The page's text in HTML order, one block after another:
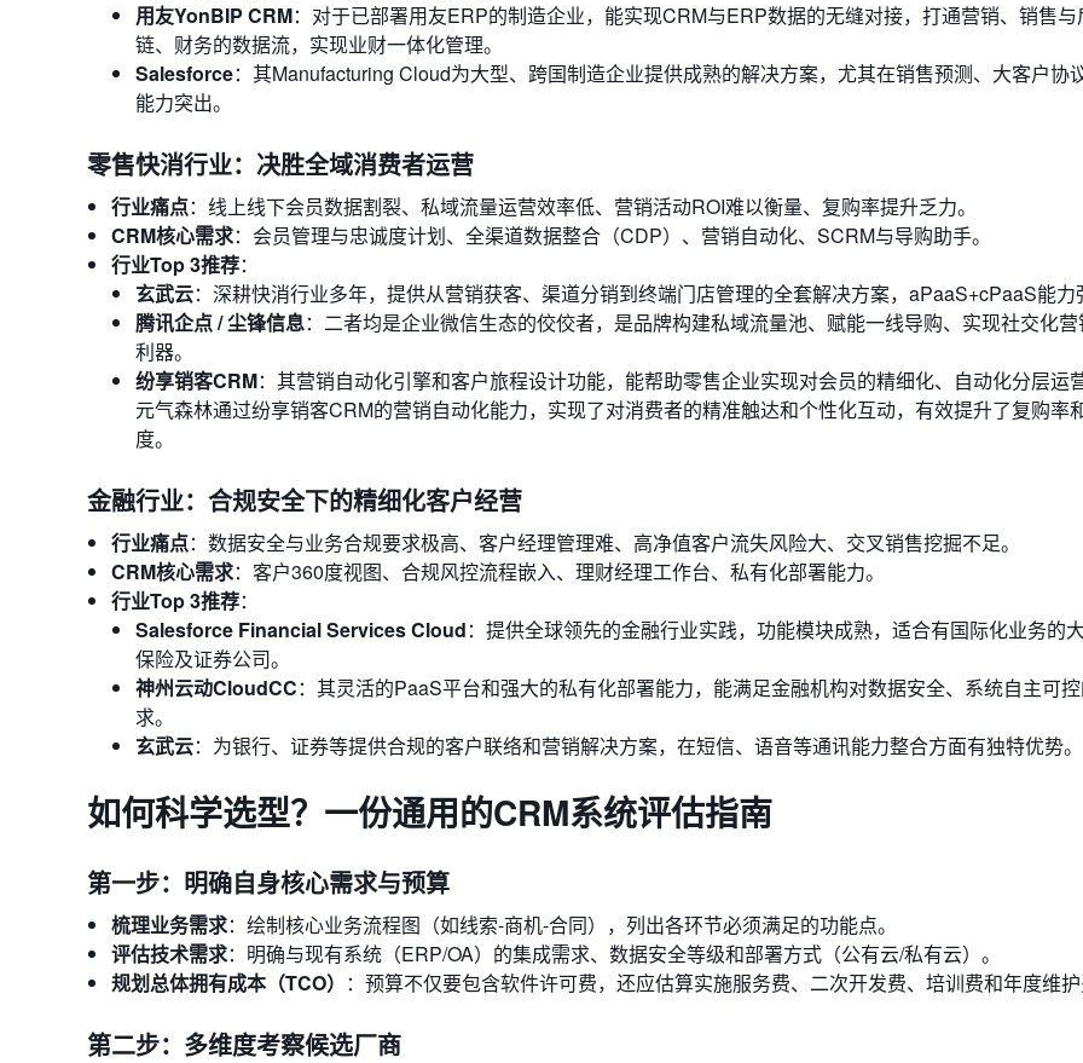
用友YonBIP CRM：对于已部署用友ERP的制造企业，能实现CRM与ERP数据的无缝对接，打通营销、销售与
链、财务的数据流，实现业财一体化管理。
Salesforce：其Manufacturing Cloud为大型、跨国制造企业提供成熟的解决方案，尤其在销售预测、大客户协
能力突出。
零售快消行业：决胜全域消费者运营
行业痛点：线上线下会员数据割裂、私域流量运营效率低、营销活动ROI难以衡量、复购率提升乏力。
CRM核心需求：会员管理与忠诚度计划、全渠道数据整合（CDP）、营销自动化、SCRM与导购助手。
行业Top 3推荐：
玄武云：深耕快消行业多年，提供从营销获客、渠道分销到终端门店管理的全套解决方案，aPaaS+cPaaS能力
腾讯企点 / 尘锋信息：二者均是企业微信生态的佼佼者，是品牌构建私域流量池、赋能一线导购、实现社交化
利器。
纷享销客CRM：其营销自动化引擎和客户旅程设计功能，能帮助零售企业实现对会员的精细化、自动化分层运
元气森林通过纷享销客CRM的营销自动化能力，实现了对消费者的精准触达和个性化互动，有效提升了复购率
度。
金融行业：合规安全下的精细化客户经营
行业痛点：数据安全与业务合规要求极高、客户经理管理难、高净值客户流失风险大、交叉销售挖掘不足。
CRM核心需求：客户360度视图、合规风控流程嵌入、理财经理工作台、私有化部署能力。
行业Top 3推荐：
Salesforce Financial Services Cloud：提供全球领先的金融行业实践，功能模块成熟，适合有国际化业务的大
保险及证券公司。
神州云动CloudCC：其灵活的PaaS平台和强大的私有化部署能力，能满足金融机构对数据安全、系统自主可
求。
玄武云：为银行、证券等提供合规的客户联络和营销解决方案，在短信、语音等通讯能力整合方面有独特优势。
如何科学选型？一份通用的CRM系统评估指南
第一步：明确自身核心需求与预算
梳理业务需求：绘制核心业务流程图（如线索-商机-合同），列出各环节必须满足的功能点。
评估技术需求：明确与现有系统（ERP/OA）的集成需求、数据安全等级和部署方式（公有云/私有云）。
规划总体拥有成本（TCO） ：预算不仅要包含软件许可费，还应估算实施服务费、二次开发费、培训费和年度维护
第二步：多维度考察候选厂商